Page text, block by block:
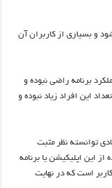
مثبت ارزیابی می شود و بسیاری از کاربران آن
برنامه راضی نبوده و
این افراد زیاد نبوده و
گفت که اپلیکیشن ۷۰۳۰ تا حد زیادی توانسته نظر مثبت
این اپلیکیشن یا برنامه
است که در نهایت